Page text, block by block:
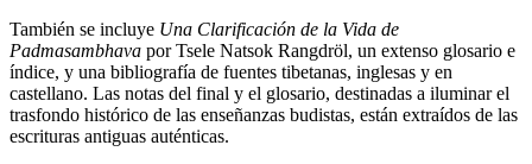
También se incluye Una Clarificación de la Vida de
Padmasambhava por Tsele Natsok Rangdröl, un extenso glosario e
índice, y una bibliografía de fuentes tibetanas, inglesas y en
castellano. Las notas del final y el glosario, destinadas a iluminar el
trasfondo histórico de las enseñanzas budistas, están extraídos de las
escrituras antiguas auténticas.